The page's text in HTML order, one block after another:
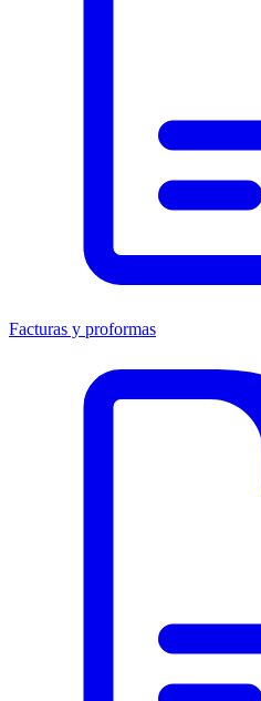
Facturas y proformas